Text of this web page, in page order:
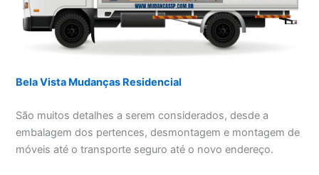
Bela Vista Mudanças Residencial
São muitos detalhes a serem considerados, desde a
embalagem dos pertences, desmontagem e montagem de
móveis até o transporte seguro até o novo endereço.